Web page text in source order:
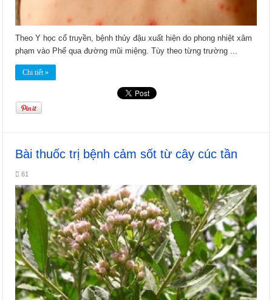
Theo Y học cổ truyền, bệnh thủy đậu xuất hiện do phong nhiệt xâm
phạm vào Phế qua đường mũi miệng. Tùy theo từng trường ...
Chi tiết »
Bài thuốc trị bệnh cảm sốt từ cây cúc tần
61